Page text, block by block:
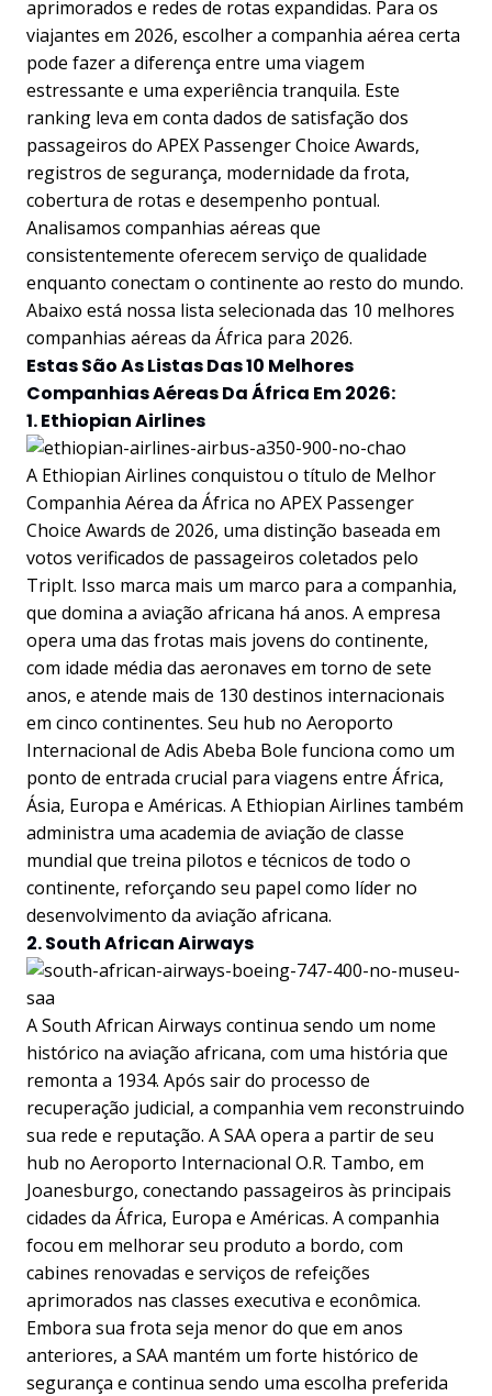
aprimorados e redes de rotas expandidas. Para os
viajantes em 2026, escolher a companhia aérea certa
pode fazer a diferença entre uma viagem
estressante e uma experiência tranquila. Este
ranking leva em conta dados de satisfação dos
passageiros do APEX Passenger Choice Awards,
registros de segurança, modernidade da frota,
cobertura de rotas e desempenho pontual.
Analisamos companhias aéreas que
consistentemente oferecem serviço de qualidade
enquanto conectam o continente ao resto do mundo.
Abaixo está nossa lista selecionada das 10 melhores
companhias aéreas da África para 2026.
Estas São As Listas Das 10 Melhores
Companhias Aéreas Da África Em 2026:
1. Ethiopian Airlines
A Ethiopian Airlines conquistou o título de Melhor
Companhia Aérea da África no APEX Passenger
Choice Awards de 2026, uma distinção baseada em
votos verificados de passageiros coletados pelo
TripIt. Isso marca mais um marco para a companhia,
que domina a aviação africana há anos. A empresa
opera uma das frotas mais jovens do continente,
com idade média das aeronaves em torno de sete
anos, e atende mais de 130 destinos internacionais
em cinco continentes. Seu hub no Aeroporto
Internacional de Adis Abeba Bole funciona como um
ponto de entrada crucial para viagens entre África,
Ásia, Europa e Américas. A Ethiopian Airlines também
administra uma academia de aviação de classe
mundial que treina pilotos e técnicos de todo o
continente, reforçando seu papel como líder no
desenvolvimento da aviação africana.
2. South African Airways
A South African Airways continua sendo um nome
histórico na aviação africana, com uma história que
remonta a 1934. Após sair do processo de
recuperação judicial, a companhia vem reconstruindo
sua rede e reputação. A SAA opera a partir de seu
hub no Aeroporto Internacional O.R. Tambo, em
Joanesburgo, conectando passageiros às principais
cidades da África, Europa e Américas. A companhia
focou em melhorar seu produto a bordo, com
cabines renovadas e serviços de refeições
aprimorados nas classes executiva e econômica.
Embora sua frota seja menor do que em anos
anteriores, a SAA mantém um forte histórico de
segurança e continua sendo uma escolha preferida